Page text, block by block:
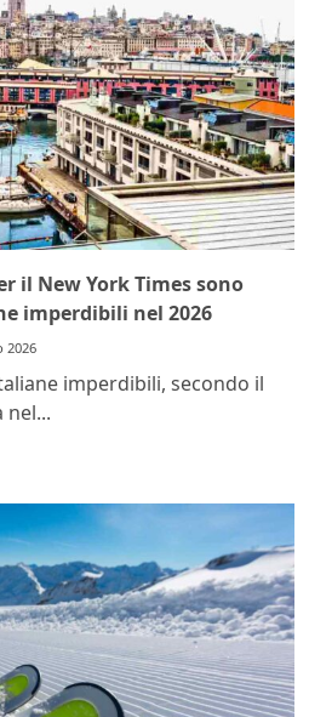
il New York Times sono
imperdibili nel 2026
2026
imperdibili, secondo il
nel...